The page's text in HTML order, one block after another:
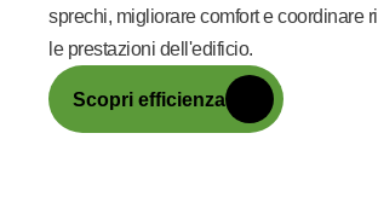
sprechi, migliorare comfort e coordinare
le prestazioni dell'edificio.
Scopri efficienza